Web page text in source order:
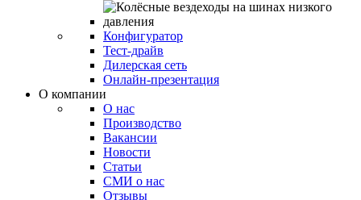
Конфигуратор
Тест-драйв
Дилерская сеть
Онлайн-презентация
О компании
О нас
Производство
Вакансии
Новости
Статьи
СМИ о нас
Отзывы